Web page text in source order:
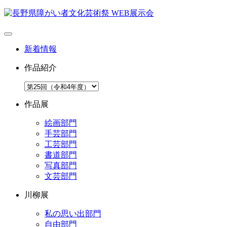
新着情報
作品紹介
作品展
絵画部門
手芸部門
工芸部門
書道部門
写真部門
文芸部門
川柳展
私の思い出部門
自由部門